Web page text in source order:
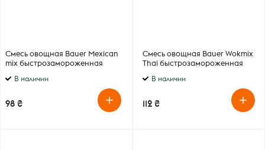
Смесь овощная Bauer Mexican
mix быстрозамороженная
В наличии
98 ₴
Смесь овощная Bauer Wokmix
Thai быстрозамороженная
В наличии
112 ₴